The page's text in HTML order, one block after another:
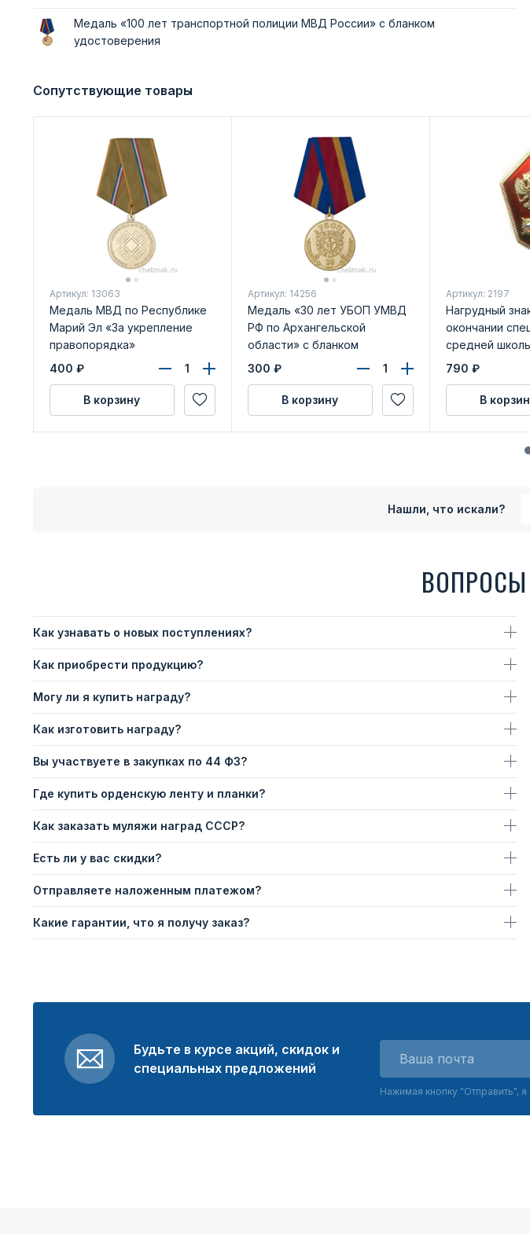
Медаль «100 лет транспортной полиции МВД России» с бланком
удостоверения
Сопутствующие товары
Артикул: 13063
Медаль МВД по Республике
Марий Эл «За укрепление
правопорядка»
400 ₽
В корзину
Артикул: 14256
Медаль «30 лет УБОП УМВД
РФ по Архангельской
области» с бланком
удостоверения
300 ₽
В корзину
Артикул: 2197
Нагрудный
окончании
средней
РФ»(винт)
790 ₽
В
Нашли, что искали?
Как узнавать о новых поступлениях?
Как приобрести продукцию?
Могу ли я купить награду?
Как изготовить награду?
Вы участвуете в закупках по 44 ФЗ?
Где купить орденскую ленту и планки?
Как заказать муляжи наград СССР?
Есть ли у вас скидки?
Отправляете наложенным платежом?
Какие гарантии, что я получу заказ?
Будьте в курсе акций, скидок и
специальных предложений
Нажимая кнопку "Отправить",